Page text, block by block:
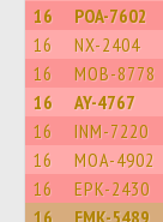
16 POA-7602
16 NX-2404
16 MOB-8778
16 AY-4767
16 INM-7220
16 MOA-4902
16 EPK-2430
16 EMK-5489